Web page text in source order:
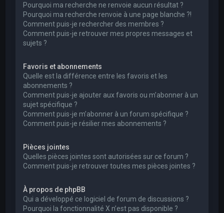
Pourquoi ma recherche ne renvoie aucun résultat ?
Pourquoi ma recherche renvoie à une page blanche ?!
Comment puis-je rechercher des membres ?
Comment puis-je retrouver mes propres messages et
sujets ?
Favoris et abonnements
Quelle est la différence entre les favoris et les
abonnements ?
Comment puis-je ajouter aux favoris ou m’abonner à un
sujet spécifique ?
Comment puis-je m’abonner à un forum spécifique ?
Comment puis-je résilier mes abonnements ?
Pièces jointes
Quelles pièces jointes sont autorisées sur ce forum ?
Comment puis-je retrouver toutes mes pièces jointes ?
À propos de phpBB
Qui a développé ce logiciel de forum de discussions ?
Pourquoi la fonctionnalité X n’est pas disponible ?